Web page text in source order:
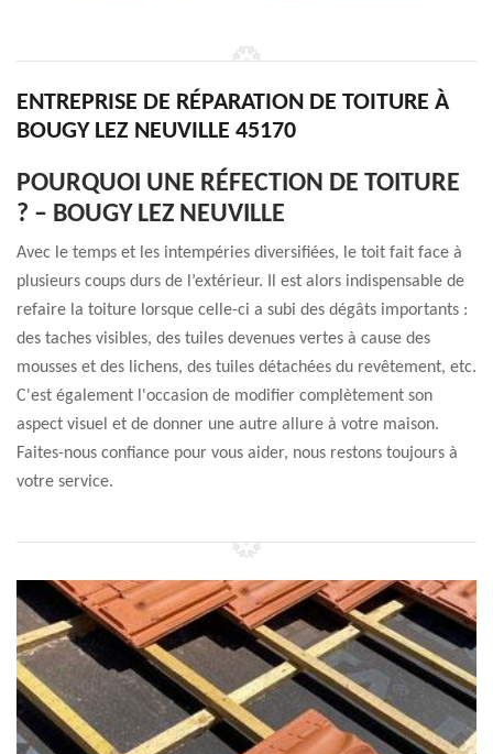
ENTREPRISE DE RÉPARATION DE TOITURE À
BOUGY LEZ NEUVILLE 45170
POURQUOI UNE RÉFECTION DE TOITURE
? – BOUGY LEZ NEUVILLE
Avec le temps et les intempéries diversifiées, le toit fait face à
plusieurs coups durs de l’extérieur. Il est alors indispensable de
refaire la toiture lorsque celle-ci a subi des dégâts importants :
des taches visibles, des tuiles devenues vertes à cause des
mousses et des lichens, des tuiles détachées du revêtement, etc.
C'est également l'occasion de modifier complètement son
aspect visuel et de donner une autre allure à votre maison.
Faites-nous confiance pour vous aider, nous restons toujours à
votre service.